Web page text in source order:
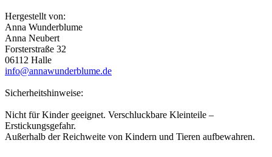
Hergestellt von:
Anna Wunderblume
Anna Neubert
Forsterstraße 32
06112 Halle
info@annawunderblume.de
Sicherheitshinweise:
Nicht für Kinder geeignet. Verschluckbare Kleinteile –
Erstickungsgefahr.
Außerhalb der Reichweite von Kindern und Tieren aufbewahren.